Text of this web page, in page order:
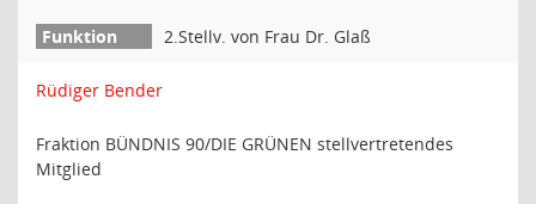
2.Stellv. von Frau Dr. Glaß
Rüdiger Bender
Fraktion BÜNDNIS 90/DIE GRÜNEN stellvertretendes
Mitglied